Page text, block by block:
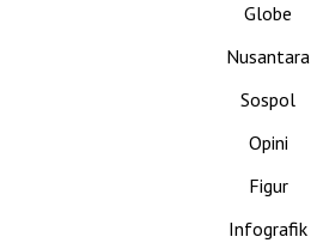
Globe
Nusantara
Sospol
Opini
Figur
Infografik